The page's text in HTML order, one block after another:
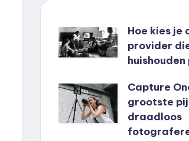
Hoe kies je
provider
Capture
grootste
draadloos